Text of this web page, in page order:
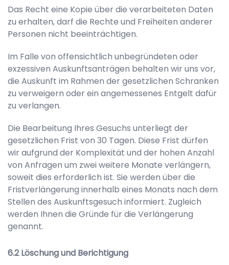
Das Recht eine Kopie über die verarbeiteten Daten
zu erhalten, darf die Rechte und Freiheiten anderer
Personen nicht beeinträchtigen.
Im Falle von offensichtlich unbegründeten oder
exzessiven Auskunftsanträgen behalten wir uns vor,
die Auskunft im Rahmen der gesetzlichen Schranken
zu verweigern oder ein angemessenes Entgelt dafür
zu verlangen.
Die Bearbeitung Ihres Gesuchs unterliegt der
gesetzlichen Frist von 30 Tagen. Diese Frist dürfen
wir aufgrund der Komplexität und der hohen Anzahl
von Anfragen um zwei weitere Monate verlängern,
soweit dies erforderlich ist. Sie werden über die
Fristverlängerung innerhalb eines Monats nach dem
Stellen des Auskunftsgesuch informiert. Zugleich
werden Ihnen die Gründe für die Verlängerung
genannt.
Löschung und Berichtigung